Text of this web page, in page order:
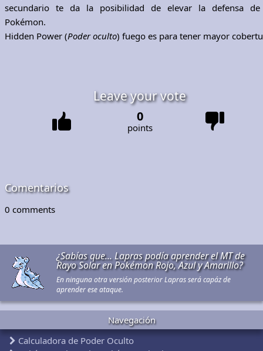
secundario te da la posibilidad de elevar la defensa
Pokémon.
Hidden Power (Poder oculto) fuego es para tener mayor
Leave your vote
0
points
Comentarios
0 comments
¿Sabías que... Lapras podía aprender el MT de
Rayo Solar en Pokémon Rojo, Azul y Amarillo?
En ninguna otra versión posterior Lapras será capáz de
aprender ese ataque.
Navegación
Calculadora de Poder Oculto